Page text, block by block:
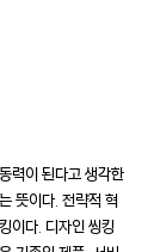
력이 된다고 생각한
뜻이다. 전략적 혁
이다. 디자인 씽킹